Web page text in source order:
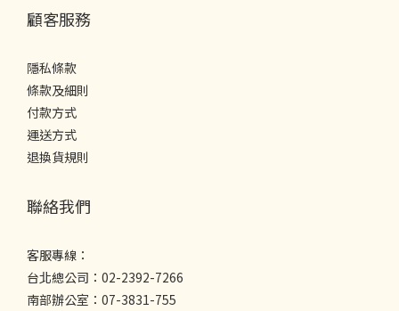
顧客服務
隱私條款
條款及細則
付款方式
運送方式
退換貨規則
聯絡我們
客服專線：
台北總公司：02-2392-7266
南部辦公室：07-3831-755